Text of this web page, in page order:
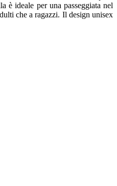
è ideale per una passeggiata nel
che a ragazzi. Il design unisex